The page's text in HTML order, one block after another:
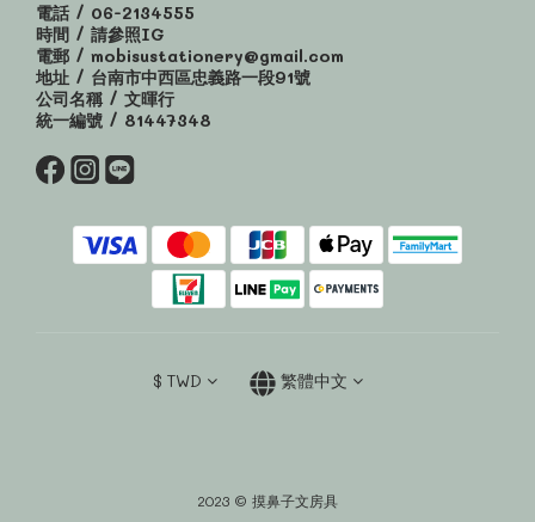
電話 / 06-2134555
時間 / 請參照IG
電郵 / mobisustationery@gmail.com
地址 / 台南市中西區忠義路一段91號
公司名稱 / 文暉行
統一編號 / 81447348
$ TWD 繁體中文
2023 © 摸鼻子文房具